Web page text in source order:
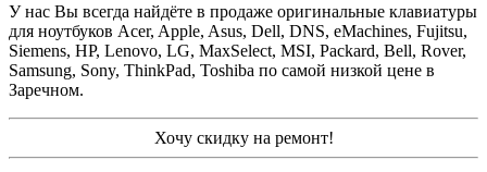
У нас Вы всегда найдёте в продаже оригинальные клавиатуры
для ноутбуков Acer, Apple, Asus, Dell, DNS, eMachines, Fujitsu,
Siemens, HP, Lenovo, LG, MaxSelect, MSI, Packard, Bell, Rover,
Samsung, Sony, ThinkPad, Toshiba по самой низкой цене в
Заречном.
Хочу скидку на ремонт!